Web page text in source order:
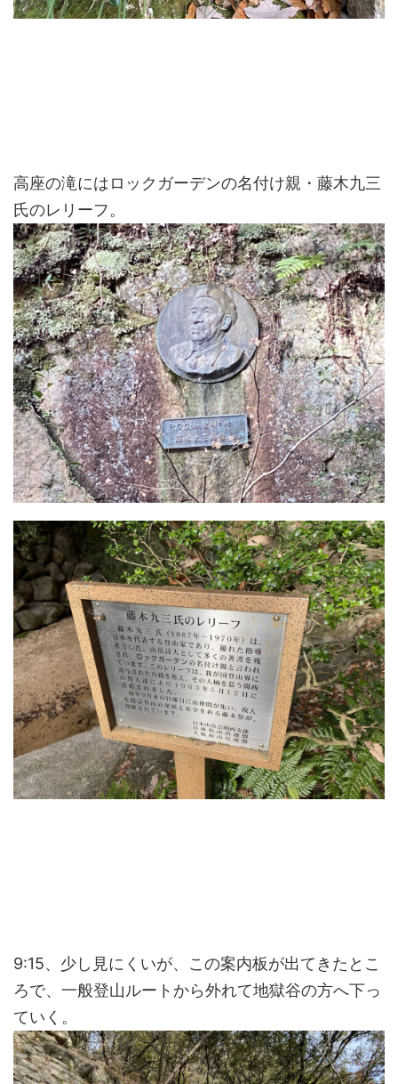
高座の滝にはロックガーデンの名付け親・藤木九三
氏のレリーフ。
9:15、少し見にくいが、この案内板が出てきたとこ
ろで、一般登山ルートから外れて地獄谷の方へ下っ
ていく。